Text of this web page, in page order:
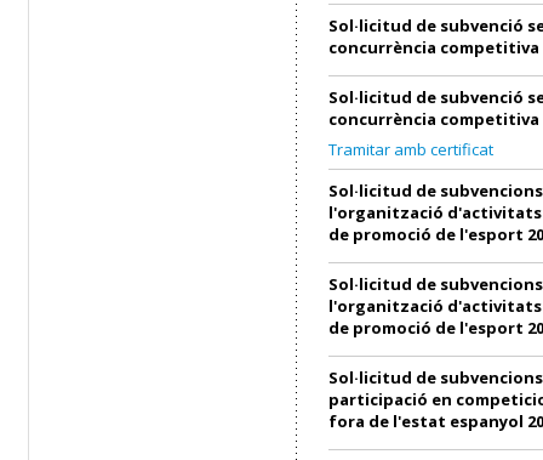
Sol·licitud de subvenció
concurrència competitiva
Sol·licitud de subvenció
concurrència competitiva
Tramitar amb certificat
Sol·licitud de
l'organització
de promoció de l'esport
Sol·licitud de
l'organització
de promoció de l'esport
Sol·licitud de
participació en
fora de l'estat espanyol